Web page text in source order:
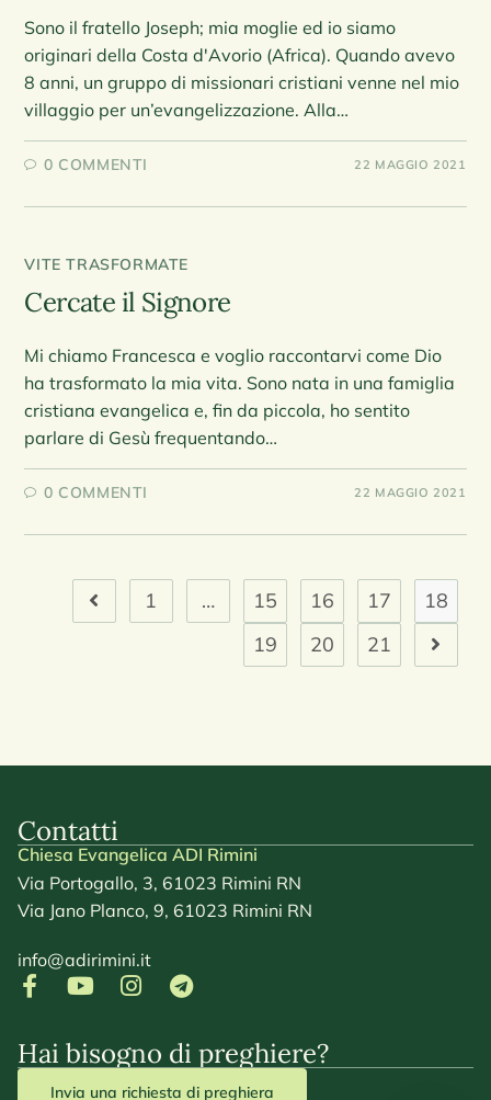
Sono il fratello Joseph; mia moglie ed io siamo
originari della Costa d'Avorio (Africa). Quando avevo
8 anni, un gruppo di missionari cristiani venne nel mio
villaggio per un’evangelizzazione. Alla…
0 COMMENTI 22 MAGGIO 2021
VITE TRASFORMATE
Cercate il Signore
Mi chiamo Francesca e voglio raccontarvi come Dio
ha trasformato la mia vita. Sono nata in una famiglia
cristiana evangelica e, fin da piccola, ho sentito
parlare di Gesù frequentando…
0 COMMENTI 22 MAGGIO 2021
1 … 15 16 17
18
19
20 21
Contatti
Chiesa Evangelica ADI Rimini
Via Portogallo, 3, 61023 Rimini RN
Via Jano Planco, 9, 61023 Rimini RN
info@adirimini.it
Hai bisogno di preghiere?
Invia una richiesta di preghiera